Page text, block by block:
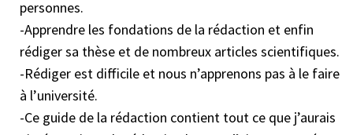
des coureurs et du faucon pour planifier des
objectifs et sous objectifs réalisables pour réussir à
atteindre chaque objectif l’un après l’autre en
de Parkinson ou comment devenir un monstre de
développer des habitudes et les maintenir au long
terme. Nous allons voir comment développer,
organiser et garder des routines de travail.
Partie 6 — briser et éradiquer les
mauvaises habitudes
Dans cette partie, nous allons voir comment
personnes.
-Apprendre les fondations de la rédaction et enfin
rédiger sa thèse et de nombreux articles scientifiques.
-Rédiger est difficile et nous n’apprenons pas à le faire
à l’université.
-Ce guide de la rédaction contient tout ce que j’aurais